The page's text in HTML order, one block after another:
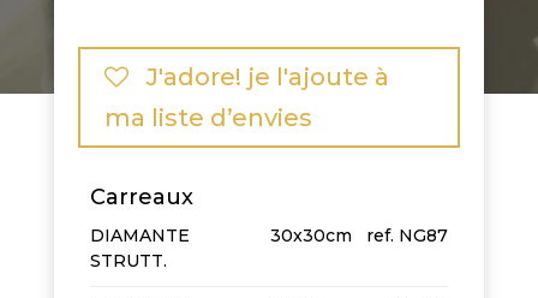
J'adore! je l'ajoute à
ma liste d’envies
Carreaux
DIAMANTE
STRUTT.
30x30cm NG87